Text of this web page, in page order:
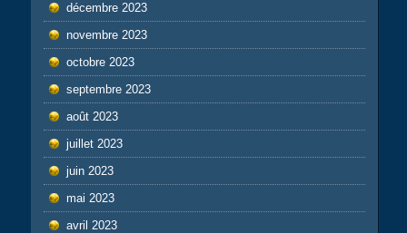
décembre 2023
novembre 2023
octobre 2023
septembre 2023
août 2023
juillet 2023
juin 2023
mai 2023
avril 2023